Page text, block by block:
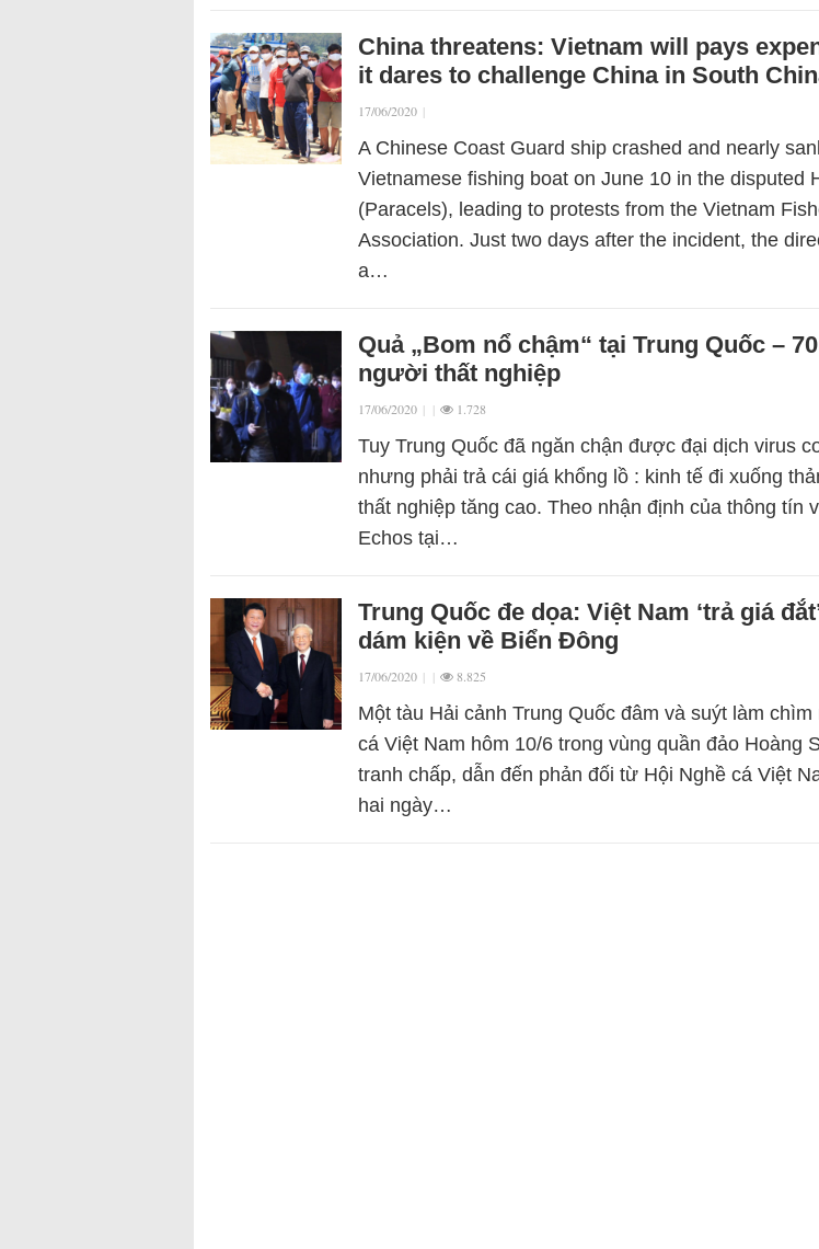
China threatens: Vietnam will pays
it dares to challenge China in South
17/06/2020 |
A Chinese Coast Guard ship crashed and nearly
Vietnamese fishing boat on June 10 in the disputed
(Paracels), leading to protests from the Vietnam
Association. Just two days after the incident, the
a…
Quả „Bom nổ chậm“ tại Trung Quốc –
người thất nghiệp
17/06/2020 | | 1.728
Tuy Trung Quốc đã ngăn chận được đại dịch virus
nhưng phải trả cái giá khổng lồ : kinh tế đi xuống
thất nghiệp tăng cao. Theo nhận định của thông tín
Echos tại…
Trung Quốc đe dọa: Việt Nam ‘trả giá
dám kiện về Biển Đông
17/06/2020 | | 8.825
Một tàu Hải cảnh Trung Quốc đâm và suýt làm chìm
cá Việt Nam hôm 10/6 trong vùng quần đảo Hoàng
tranh chấp, dẫn đến phản đối từ Hội Nghề cá Việt
hai ngày…